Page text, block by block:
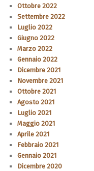
Ottobre 2022
Settembre 2022
Luglio 2022
Giugno 2022
Marzo 2022
Gennaio 2022
Dicembre 2021
Novembre 2021
Ottobre 2021
Agosto 2021
Luglio 2021
Maggio 2021
Aprile 2021
Febbraio 2021
Gennaio 2021
Dicembre 2020